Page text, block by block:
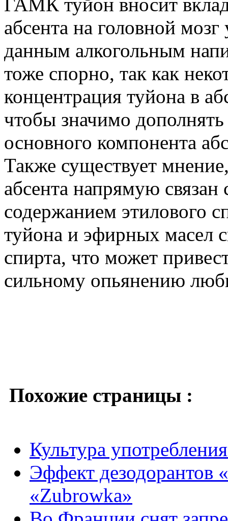
абсента на головной
данным алкогольным
тоже спорно, так как
концентрация туйона в
чтобы значимо дополнять
основного компонента
Также существует
абсента напрямую
содержанием этилового
туйона и эфирных масел
спирта, что может
сильному опьянению
Похожие страницы :
Культура
Эффект дезодорантов
«Zubrowka»